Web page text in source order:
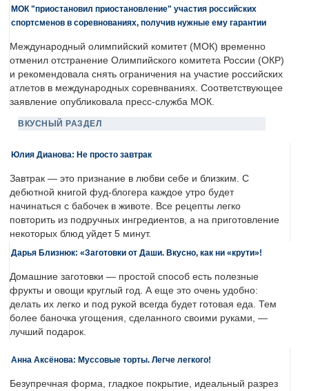
МОК "приостановил приостановление" участия российских
спортсменов в соревнованиях, получив нужные ему гарантии
Международный олимпийский комитет (МОК) временно
отменил отстранение Олимпийского комитета России (ОКР)
и рекомендовала снять ограничения на участие российских
атлетов в международных соревнваниях. Соответствующее
заявление опубликовала пресс-служба МОК.
ВКУСНЫЙ РАЗДЕЛ
Юлия Дианова: Не просто завтрак
Завтрак — это признание в любви себе и близким. С
дебютной книгой фуд-блогера каждое утро будет
начинаться с бабочек в животе. Все рецепты легко
повторить из подручных ингредиентов, а на приготовление
некоторых блюд уйдет 5 минут.
Дарья Близнюк: «Заготовки от Даши. Вкусно, как ни «крути»!
Домашние заготовки — простой способ есть полезные
фрукты и овощи круглый год. А еще это очень удобно:
делать их легко и под рукой всегда будет готовая еда. Тем
более баночка угощения, сделанного своими руками, —
лучший подарок.
Анна Аксёнова: Муссовые торты. Легче легкого!
Безупречная форма, гладкое покрытие, идеальный разрез